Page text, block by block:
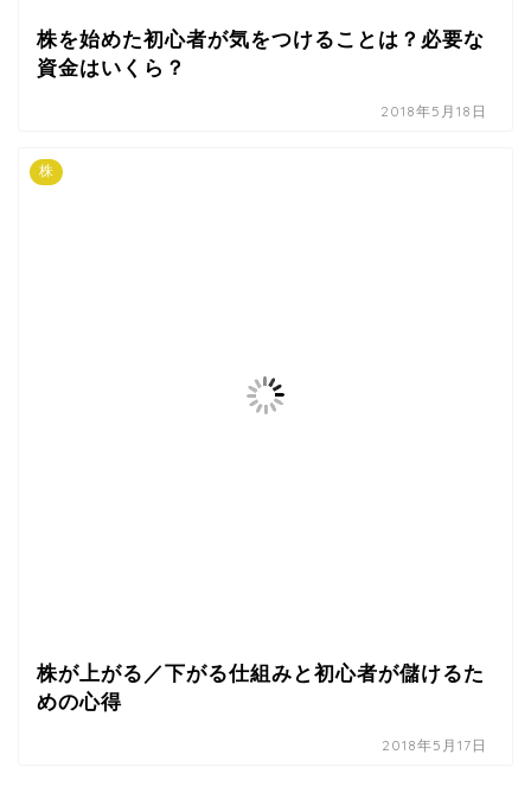
株を始めた初心者が気をつけることは？必要な
資金はいくら？
2018年5月18日
株
株が上がる／下がる仕組みと初心者が儲けるた
めの心得
2018年5月17日